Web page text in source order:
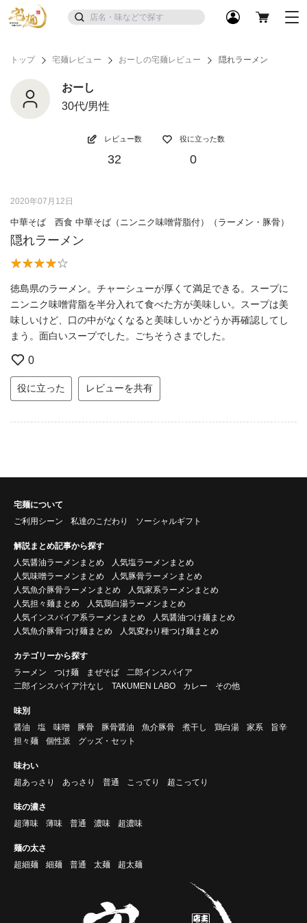
トップ 宅麺レビュー おーしの宅麺レビュー 隠れラーメン
おーし
30代/男性
レビュー数
32
役に立った数
0
2020年07月12日
中華そば 西食 中華そば（ニンニク味噌背脂付）（ラーメン・豚骨）
隠れラーメン
徳島県のラーメン。チャーシューが厚くて満足できる。スープに
ニンニク味噌背脂を半分入れて食べた方が美味しい。スープは美
味しいけど、口の中がなくなると美味しいかどうか再確認してし
まう。面白いスープでした。ごちそうさまでした。
0
役に立った レビューを共有
宅麺について
ご利用シーン
私達のこだわり ソーシャルギフト
解説まとめ記事から探す
人気醤油ラーメンまとめ
人気塩ラーメンまとめ
人気味噌ラーメンまとめ
人気豚骨ラーメンまとめ
人気魚介豚骨ラーメンまとめ
人気家系ラーメンまとめ
人気担々麺まとめ
人気鶏白湯ラーメンまとめ
人気インスパイア系ラーメンまとめ
人気醤油つけ麺まとめ
人気魚介豚骨つけ麺まとめ
人気変わり種つけ麺まとめ
カテゴリーから探す
ラーメン
つけ麺 まぜそば
二郎インスパイア
二郎インスパイア汁なし
TAKUMEN LABO カレー その他
味別
醤油
塩 味噌 豚骨 豚骨醤油 魚介豚骨 煮干し 鶏白湯 家系
旨辛
担々麺
個性派 グッズ・セット
味わい
超あっさり
あっさり 普通 こってり 超こってり
味の濃さ
超薄味
薄味 普通 濃味 超濃味
麺の太さ
超細麺
細麺 普通 太麺 超太麺